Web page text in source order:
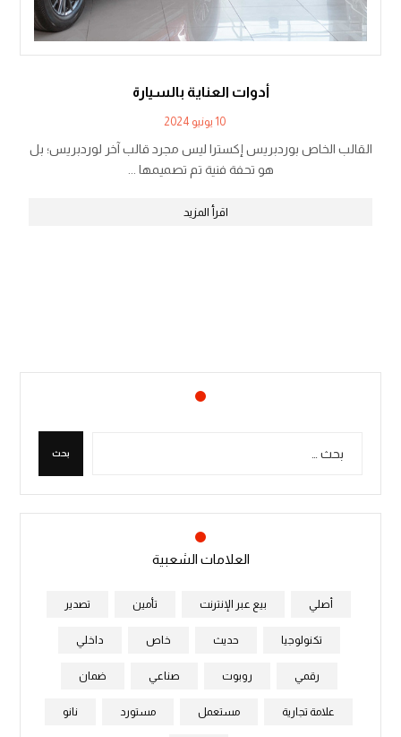
أدوات العناية بالسيارة
10 يونيو 2024
القالب الخاص بوردبريس إكسترا ليس مجرد قالب آخر لوردبريس؛ بل
هو تحفة فنية تم تصميمها ...
اقرأ المزيد
العلامات الشعبية
أصلي بيع عبر الإنترنت تأمين تصدير
تكنولوجيا حديث خاص داخلي
رقمي روبوت صناعي ضمان
علامة تجارية مستعمل مستورد نانو